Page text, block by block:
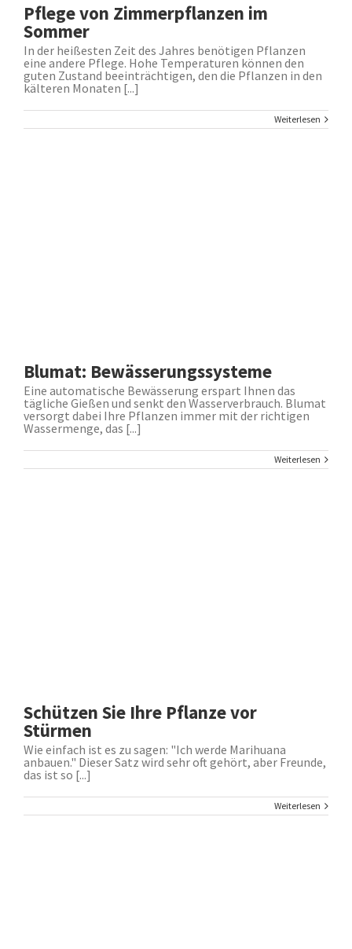
Pflege von Zimmerpflanzen im
Sommer
In der heißesten Zeit des Jahres benötigen Pflanzen
eine andere Pflege. Hohe Temperaturen können den
guten Zustand beeinträchtigen, den die Pflanzen in den
kälteren Monaten [...]
Weiterlesen
Blumat: Bewässerungssysteme
Eine automatische Bewässerung erspart Ihnen das
tägliche Gießen und senkt den Wasserverbrauch. Blumat
versorgt dabei Ihre Pflanzen immer mit der richtigen
Wassermenge, das [...]
Weiterlesen
Schützen Sie Ihre Pflanze vor
Stürmen
Wie einfach ist es zu sagen: "Ich werde Marihuana
anbauen." Dieser Satz wird sehr oft gehört, aber Freunde,
das ist so [...]
Weiterlesen